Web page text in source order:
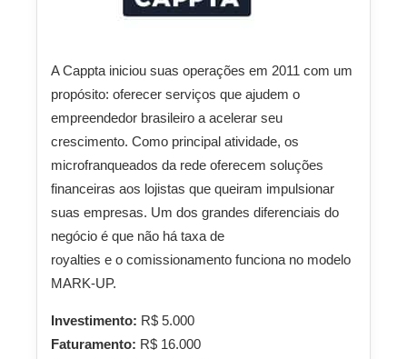
A Cappta iniciou suas operações em 2011 com um
propósito: oferecer serviços que ajudem o
empreendedor brasileiro a acelerar seu
crescimento. Como principal atividade, os
microfranqueados da rede oferecem soluções
financeiras aos lojistas que queiram impulsionar
suas empresas. Um dos grandes diferenciais do
negócio é que não há taxa de
royalties e o comissionamento funciona no modelo
MARK-UP.
Investimento: R$ 5.000
Faturamento: R$ 16.000